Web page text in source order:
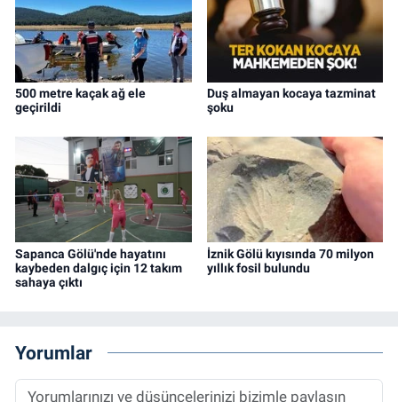
500 metre kaçak ağ ele
geçirildi
Duş almayan kocaya tazminat
şoku
Sapanca Gölü'nde hayatını
kaybeden dalgıç için 12 takım
sahaya çıktı
İznik Gölü kıyısında 70 milyon
yıllık fosil bulundu
Yorumlar